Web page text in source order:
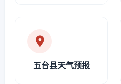
五台县天气预报